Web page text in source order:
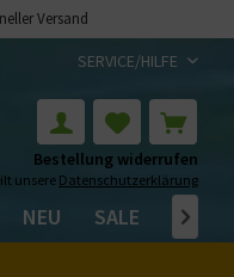
Versand
SERVICE/HILFE
Bestellung widerrufen
unsereDatenschutzerklärung
NEU SALE 